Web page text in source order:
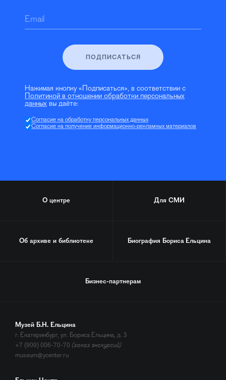
Email
ПОДПИСАТЬСЯ
Нажимая кнопку «Подписаться», в соответствии с
Политикой в отношении обработки персональных
данных вы даёте:
Согласие на обработку персональных данных
Согласие на получение информационно-рекламных материалов
О центре Для СМИ
Об архиве и библиотеке Биография Бориса Ельцина
Бизнес-партнерам
Музей Б.Н. Ельцина
г. Екатеринбург, ул. Бориса Ельцина, д. 3
+7 (909) 006-70-70 (заказ экскурсий)
museum@ycenter.ru